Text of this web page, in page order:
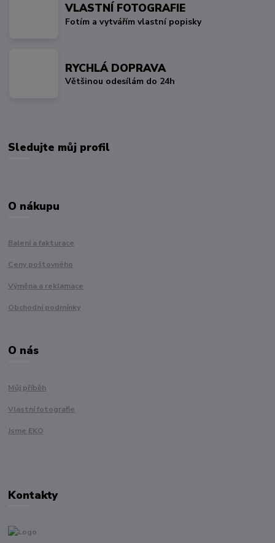
VLASTNÍ FOTOGRAFIE
Fotím a vytvářím vlastní popisky
RYCHLÁ DOPRAVA
Většinou odesílám do 24h
Sledujte můj profil
O nákupu
Balení a fakturace
Ceny poštovného
Výměna a reklamace
Obchodní podmínky
O nás
Můj příběh
Vlastní fotografie
Jsme EKO
Kontakty